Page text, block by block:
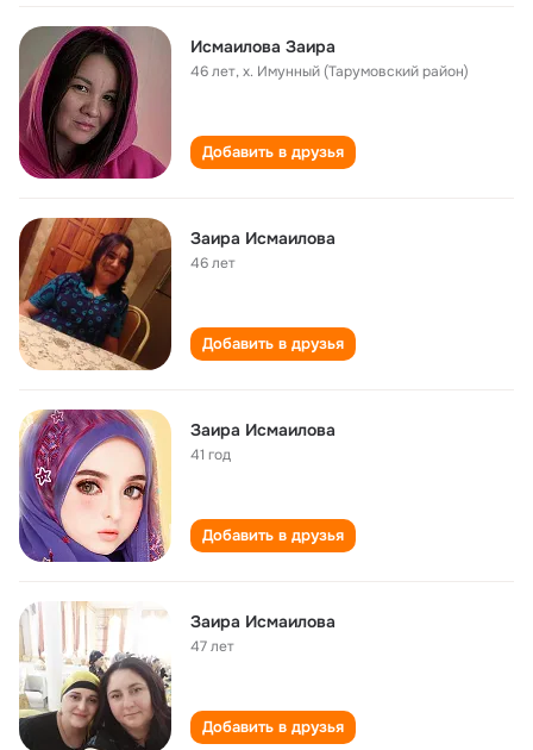
Исмаилова Заира
46 лет,х. Имунный (Тарумовский район)
Добавить в друзья
Заира Исмаилова
46 лет
Добавить в друзья
Заира Исмаилова
41 год
Добавить в друзья
Заира Исмаилова
47 лет
Добавить в друзья